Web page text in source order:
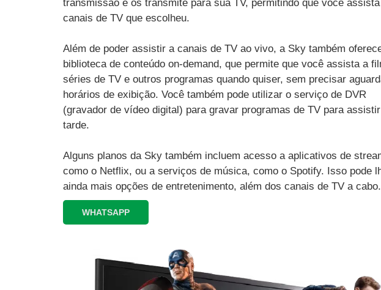
transmissão e os transmite para sua TV, permitindo que você
canais de TV que escolheu.
Além de poder assistir a canais de TV ao vivo, a Sky também
biblioteca de conteúdo on-demand, que permite que você assista a
séries de TV e outros programas quando quiser, sem precisar
horários de exibição. Você também pode utilizar o serviço de DVR
(gravador de vídeo digital) para gravar programas de TV para
tarde.
Alguns planos da Sky também incluem acesso a aplicativos de
como o Netflix, ou a serviços de música, como o Spotify. Isso pode
ainda mais opções de entretenimento, além dos canais de TV a cabo.
WHATSAPP